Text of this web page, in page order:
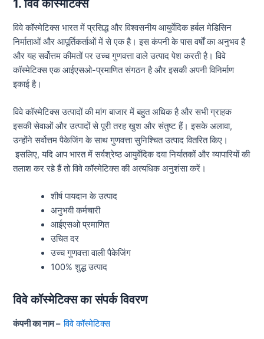
1. विवे कॉस्मेटिक्स
विवे कॉस्मेटिक्स भारत में प्रसिद्ध और विश्वसनीय आयुर्वेदिक हर्बल मेडिसिन
निर्माताओं और आपूर्तिकर्ताओं में से एक है। इस कंपनी के पास वर्षों का अनुभव है
और यह सर्वोत्तम कीमतों पर उच्च गुणवत्ता वाले उत्पाद पेश करती है। विवे
कॉस्मेटिक्स एक आईएसओ-प्रमाणित संगठन है और इसकी अपनी विनिर्माण
इकाई है।
विवे कॉस्मेटिक्स उत्पादों की मांग बाजार में बहुत अधिक है और सभी ग्राहक
इसकी सेवाओं और उत्पादों से पूरी तरह खुश और संतुष्ट हैं। इसके अलावा,
उन्होंने सर्वोत्तम पैकेजिंग के साथ गुणवत्ता सुनिश्चित उत्पाद वितरित किए।
इसलिए, यदि आप भारत में सर्वश्रेष्ठ आयुर्वेदिक दवा निर्यातकों और व्यापारियों की
तलाश कर रहे हैं तो विवे कॉस्मेटिक्स की अत्यधिक अनुशंसा करें।
शीर्ष पायदान के उत्पाद
अनुभवी कर्मचारी
आईएसओ प्रमाणित
उचित दर
उच्च गुणवत्ता वाली पैकेजिंग
100% शुद्ध उत्पाद
विवे कॉस्मेटिक्स का संपर्क विवरण
कंपनी का नाम –विवे कॉस्मेटिक्स